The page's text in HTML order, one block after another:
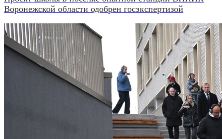
Воронежской области одобрен госэкспертизой